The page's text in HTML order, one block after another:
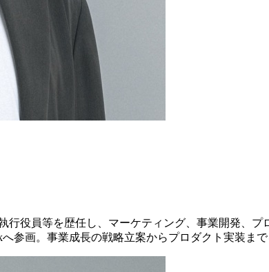
役員等を歴任し、マーケティング、事業開発、
参画。事業成長の戦略立案からプロダクト実装まで